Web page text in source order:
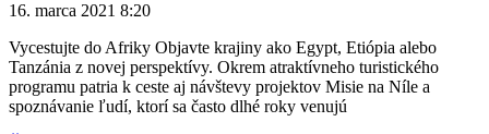
16. marca 2021 8:20
Vycestujte do Afriky Objavte krajiny ako Egypt, Etiópia alebo
Tanzánia z novej perspektívy. Okrem atraktívneho turistického
programu patria k ceste aj návštevy projektov Misie na Níle a
spoznávanie ľudí, ktorí sa často dlhé roky venujú